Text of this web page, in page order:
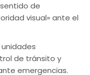
de
visual» ante el
de tránsito y
emergencias.